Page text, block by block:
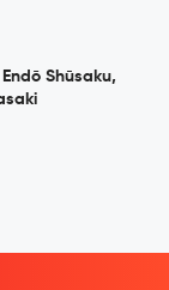
Shūsaku,